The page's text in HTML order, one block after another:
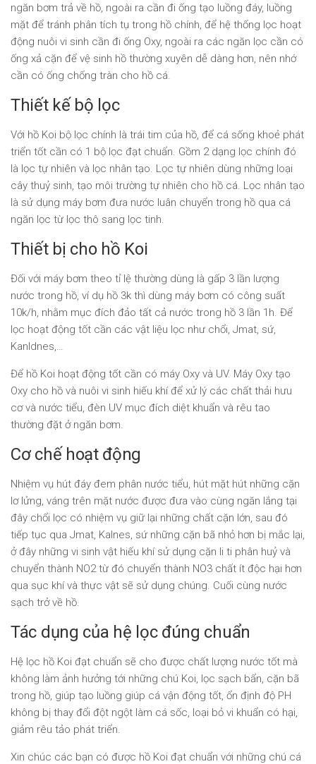
ngăn bơm trả về hồ, ngoài ra cần đi ống tạo luồng đáy, luồng
mặt để tránh phân tích tụ trong hồ chính, để hệ thống lọc hoạt
động nuôi vi sinh cần đi ống Oxy, ngoài ra các ngăn lọc cần có
ống xả cặn để vệ sinh hồ thường xuyên dễ dàng hơn, nên nhớ
cần có ống chống tràn cho hồ cá.
Thiết kế bộ lọc
Với hồ Koi bộ lọc chính là trái tim của hồ, để cá sống khoẻ phát
triển tốt cần có 1 bộ lọc đạt chuẩn. Gồm 2 dạng lọc chính đó
là lọc tự nhiên và lọc nhân tạo. Lọc tự nhiên dùng những loại
cây thuỷ sinh, tạo môi trường tự nhiên cho hồ cá. Lọc nhân tạo
là sử dụng máy bơm đưa nước luân chuyển trong hồ qua cá
ngăn lọc từ lọc thô sang lọc tinh.
Thiết bị cho hồ Koi
Đối với máy bơm theo tỉ lệ thường dùng là gấp 3 lần lượng
nước trong hồ, ví dụ hồ 3k thì dùng máy bơm có công suất
10k/h, nhằm mục đích đảo tất cả nước trong hồ 3 lần 1h. Để
lọc hoạt động tốt cần các vật liệu lọc như chổi, Jmat, sứ,
Kanldnes,…
Để hồ Koi hoạt động tốt cần có máy Oxy và UV. Máy Oxy tạo
Oxy cho hồ và nuôi vi sinh hiếu khí để xử lý các chất thải hưu
cơ và nước tiểu, đèn UV mục đích diệt khuẩn và rêu tao
thường đặt ở ngăn bơm.
Cơ chế hoạt động
Nhiệm vụ hút đáy đem phân nước tiểu, hút mặt hút những cặn
lơ lửng, váng trên mặt nước được đưa vào cùng ngăn lắng tại
đây chổi lọc có nhiệm vụ giữ lại những chất cặn lớn, sau đó
tiếp tục qua Jmat, Kalnes, sứ những cặn bã nhỏ hơn bị mắc lại,
ở đây những vi sinh vật hiếu khí sử dụng cặn li ti phân huỷ và
chuyển thành NO2 từ đó chuyển thành NO3 chất ít độc hại hơn
qua sục khí và thực vật sẽ sử dụng chúng. Cuối cùng nước
sạch trở về hồ.
Tác dụng của hệ lọc đúng chuẩn
Hệ lọc hồ Koi đạt chuẩn sẽ cho được chất lượng nước tốt mà
không làm ảnh hưởng tới những chú Koi, lọc sạch bẩn, cặn bã
trong hồ, giúp tạo luồng giúp cá vận động tốt, ổn định độ PH
không bị thay đổi đột ngột làm cá sốc, loại bỏ vi khuẩn có hại,
giảm rêu tảo phát triển.
Xin chúc các bạn có được hồ Koi đạt chuẩn với những chú cá